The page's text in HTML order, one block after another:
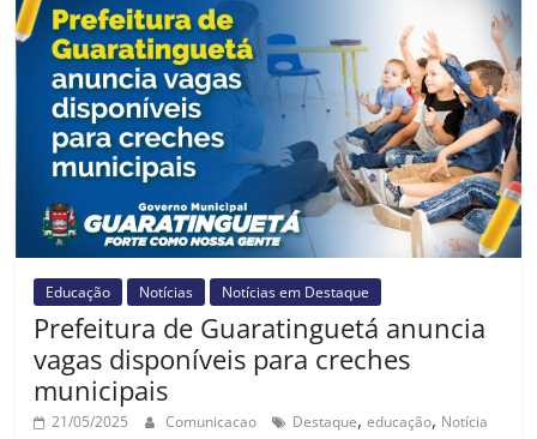
Educação Notícias Notícias em Destaque
Prefeitura de Guaratinguetá anuncia
vagas disponíveis para creches
municipais
21/05/2025 Comunicacao Destaque,educação, Notícia